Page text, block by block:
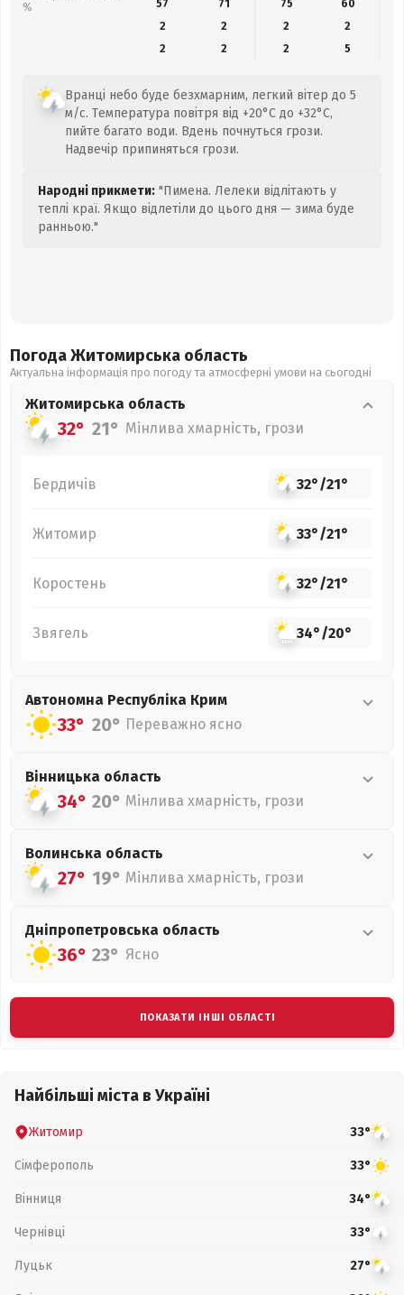
%
57
71 75 60
2
2 2
2
2
2 2 5
Вранці небо буде безхмарним, легкий вітер до 5
м/с. Температура повітря від +20°C до +32°C,
пийте багато води. Вдень почнуться грози.
Надвечір припиняться грози.
Народні прикмети: "Пимена. Лелеки відлітають у
теплі краї. Якщо відлетіли до цього дня — зима буде
ранньою."
Погода Житомирська область
Актуальна інформація про погоду та атмосферні умови на сьогодні
Житомирська область
32° 21° Мінлива хмарність, грози
Бердичів 32°/21°
Житомир 33°/21°
Коростень 32°/21°
Звягель 34°/20°
Автономна Республіка Крим
33° 20° Переважно ясно
Вінницька область
34° 20° Мінлива хмарність, грози
Волинська область
27° 19° Мінлива хмарність, грози
Дніпропетровська область
36° 23° Ясно
ПОКАЗАТИ ІНШІ ОБЛАСТІ
Найбільші міста в Україні
Житомир 33°
Сімферополь 33°
Вінниця 34°
Чернівці 33°
Луцьк 27°